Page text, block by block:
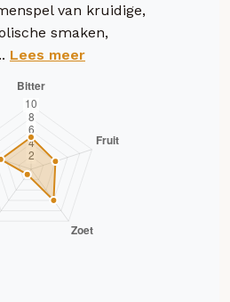
van kruidige,
smaken,
Lees meer